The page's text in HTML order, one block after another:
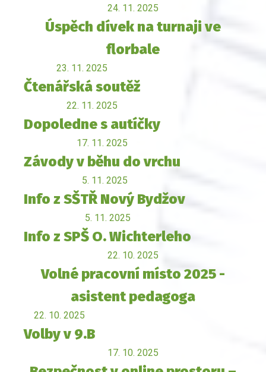
24. 11. 2025
Úspěch dívek na turnaji ve
florbale
23. 11. 2025
Čtenářská soutěž
22. 11. 2025
Dopoledne s autíčky
17. 11. 2025
Závody v běhu do vrchu
5. 11. 2025
Info z SŠTŘ Nový Bydžov
5. 11. 2025
Info z SPŠ O. Wichterleho
22. 10. 2025
Volné pracovní místo 2025 -
asistent pedagoga
22. 10. 2025
Volby v 9.B
17. 10. 2025